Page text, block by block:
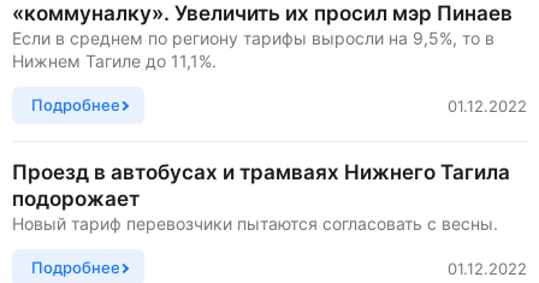
«коммуналку». Увеличить их просил мэр Пинаев
Если в среднем по региону тарифы выросли на 9,5%, то в
Нижнем Тагиле до 11,1%.
Подробнее 01.12.2022
Проезд в автобусах и трамваях Нижнего Тагила
подорожает
Новый тариф перевозчики пытаются согласовать с весны.
Подробнее 01.12.2022